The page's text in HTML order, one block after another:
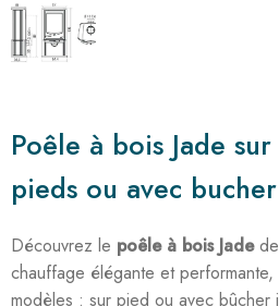
Poêle à bois Jade
pieds ou avec bucher
Découvrez le poêle à bois Jadede
chauffage élégante et
modèles : sur pied ou avec bûcher